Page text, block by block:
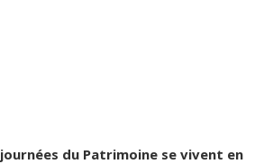
du Patrimoine se vivent en